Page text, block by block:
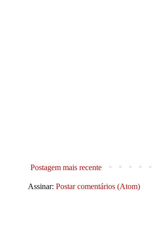
Postagem mais recente
Assinar: Postar comentários (Atom)